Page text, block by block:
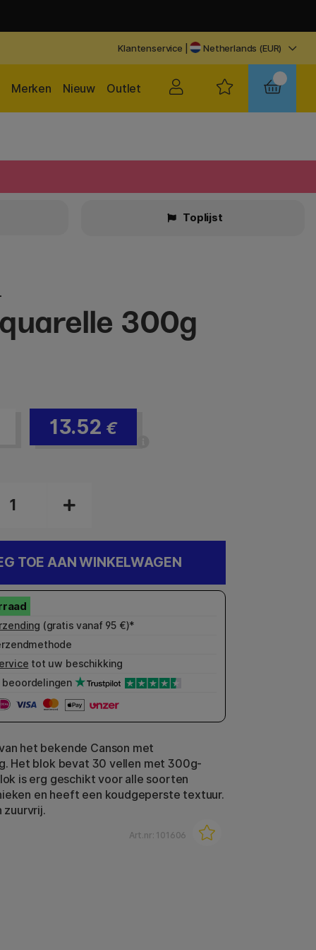
Klantenservice | Netherlands (EUR)
Outlet
Nieuw
Merken
Toplijst
300g
13.52 €
TOE AAN WINKELWAGEN
(gratis vanaf 95 €)*
tot uw beschikking
beoordelingen
het bekende Canson met
Het blok bevat 30 vellen met 300g-
is erg geschikt voor alle soorten
en heeft een koudgeperste textuur.
zuurvrij.
Art.nr: 101606